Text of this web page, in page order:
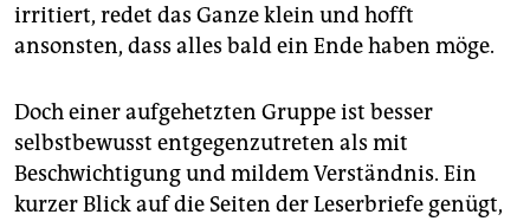
irritiert, redet das Ganze klein und hofft
ansonsten, dass alles bald ein Ende haben möge.
Doch einer aufgehetzten Gruppe ist besser
selbstbewusst entgegenzutreten als mit
Beschwichtigung und mildem Verständnis. Ein
kurzer Blick auf die Seiten der Leserbriefe genügt,